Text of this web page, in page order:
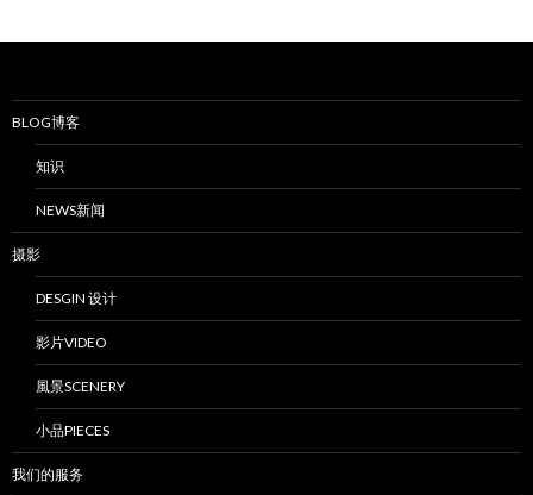
BLOG博客
知识
NEWS新闻
摄影
DESGIN 设计
影片VIDEO
風景SCENERY
小品PIECES
我们的服务